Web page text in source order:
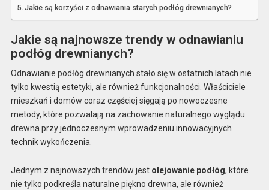
Jakie są korzyści z odnawiania starych podłóg drewnianych?
Jakie są najnowsze trendy w odnawianiu
podłóg drewnianych?
Odnawianie podłóg drewnianych stało się w ostatnich latach nie
tylko kwestią estetyki, ale również funkcjonalności. Właściciele
mieszkań i domów coraz częściej sięgają po nowoczesne
metody, które pozwalają na zachowanie naturalnego wyglądu
drewna przy jednoczesnym wprowadzeniu innowacyjnych
technik wykończenia.
Jednym z najnowszych trendów jest olejowanie podłóg, które
nie tylko podkreśla naturalne piękno drewna, ale również